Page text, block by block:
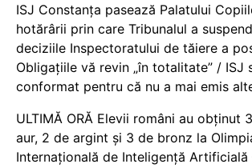
ISJ Constanța pasează Palatului
hotărârii prin care Tribunalul a
deciziile Inspectoratului de tăiere a
Obligațiile vă revin „în totalitate” / ISJ
conformat pentru că nu a mai emis
ULTIMĂ ORĂ Elevii români au obținut
aur, 2 de argint și 3 de bronz la
Internațională de Inteligență Artificială